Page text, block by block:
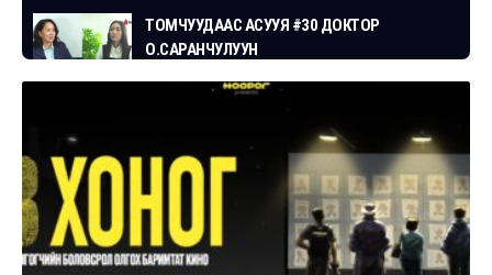
ТОМЧУУДААС АСУУЯ #30 ДОКТОР
О.САРАНЧУЛУУН
Humanz
ТОМЧУУДААС АСУУЯ #29 СГЗ С.ЦОГТБАЯР
Humanz
ТОМЧУУДААС АСУУЯ #28 ХУУЛЬЧ
Г.ЭРДЭНЭБАТ
Humanz